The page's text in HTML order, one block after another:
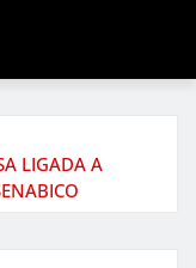
LIGADA A